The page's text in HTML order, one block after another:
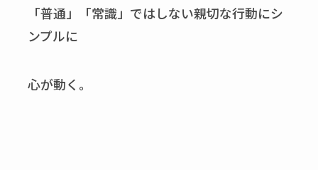
「普通」「常識」ではしない親切な行動にシ
ンプルに
心が動く。